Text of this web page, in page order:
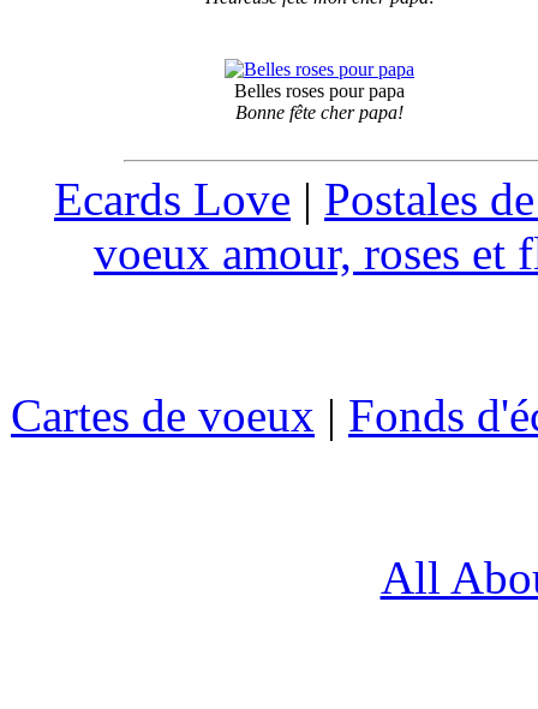
Belles roses pour papa
Bonne fête cher papa!
Ecards Love | Postales
voeux amour, roses et
Cartes de voeux | Fonds
All